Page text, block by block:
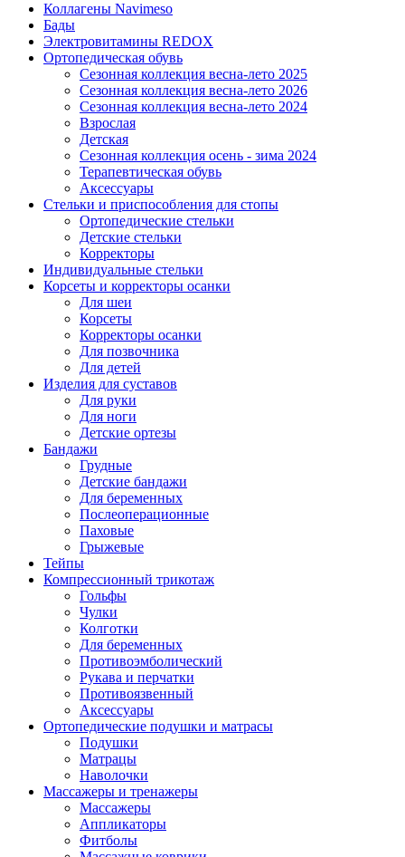
Коллагены Navimeso
Бады
Электровитамины REDOX
Ортопедическая обувь
Сезонная коллекция весна-лето 2025
Сезонная коллекция весна-лето 2026
Сезонная коллекция весна-лето 2024
Взрослая
Детская
Сезонная коллекция осень - зима 2024
Терапевтическая обувь
Аксессуары
Стельки и приспособления для стопы
Ортопедические стельки
Детские стельки
Корректоры
Индивидуальные стельки
Корсеты и корректоры осанки
Для шеи
Корсеты
Корректоры осанки
Для позвочника
Для детей
Изделия для суставов
Для руки
Для ноги
Детские ортезы
Бандажи
Грудные
Детские бандажи
Для беременных
Послеоперационные
Паховые
Грыжевые
Тейпы
Компрессионный трикотаж
Гольфы
Чулки
Колготки
Для беременных
Противоэмболический
Рукава и перчатки
Противоязвенный
Аксессуары
Ортопедические подушки и матрасы
Подушки
Матрацы
Наволочки
Массажеры и тренажеры
Массажеры
Аппликаторы
Фитболы